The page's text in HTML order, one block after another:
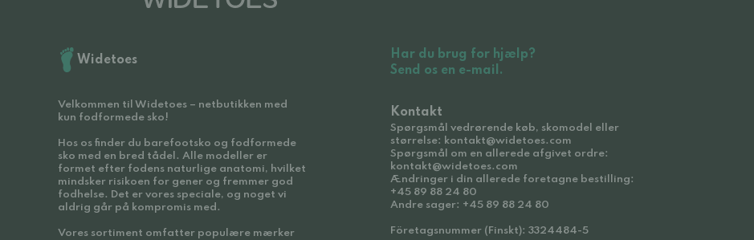
Widetoes
Velkommen til Widetoes – netbutikken med
kun fodformede sko!
Hos os finder du barefootsko og fodformede
sko med en bred tådel. Alle modeller er
formet efter fodens naturlige anatomi, hvilket
mindsker risikoen for gener og fremmer god
fodhelse. Det er vores speciale, og noget vi
aldrig går på kompromis med.
Vores sortiment omfatter populære mærker
Har du brug for hjælp?
Send os en e-mail.
Kontakt
Spørgsmål vedrørende køb, skomodel eller
størrelse: kontakt@widetoes.com
Spørgsmål om en allerede afgivet ordre:
kontakt@widetoes.com
Ændringer i din allerede foretagne bestilling:
+45 89 88 24 80
Andre sager: +45 89 88 24 80
Företagsnummer (Finskt): 3324484-5